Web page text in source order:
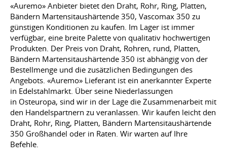
«Auremo» Anbieter bietet den Draht, Rohr, Ring, Platten,
Bändern Martensitaushärtende 350, Vascomax 350 zu
günstigen Konditionen zu kaufen. Im Lager ist immer
verfügbar, eine breite Palette von qualitativ hochwertigen
Produkten. Der Preis von Draht, Rohren, rund, Platten,
Bändern Martensitaushärtende 350 ist abhängig von der
Bestellmenge und die zusätzlichen Bedingungen des
Angebots. «Auremo» Lieferant ist ein anerkannter Experte
in Edelstahlmarkt. Über seine Niederlassungen
in Osteuropa, sind wir in der Lage die Zusammenarbeit mit
den Handelspartnern zu veranlassen. Wir kaufen leicht den
Draht, Rohr, Ring, Platten, Bändern Martensitaushärtende
350 Großhandel oder in Raten. Wir warten auf Ihre
Befehle.